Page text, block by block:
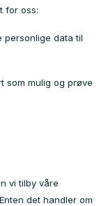
for oss:
personlige data til
som mulig og prøve
vi tilby våre
det handler om